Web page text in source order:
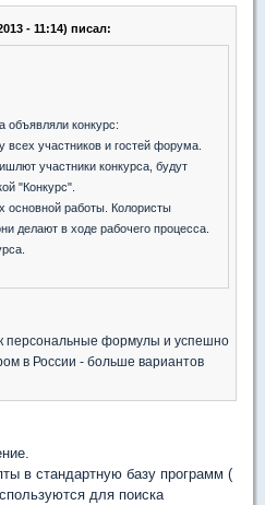
- 11:14) писал:
объявляли конкурс:
всех участников и гостей форума.
участники конкурса, будут
"Конкурс".
основной работы. Колористы
делают в ходе рабочего процесса.
персональные формулы и успешно
в России - больше вариантов
в стандартную базу программ (
для поиска